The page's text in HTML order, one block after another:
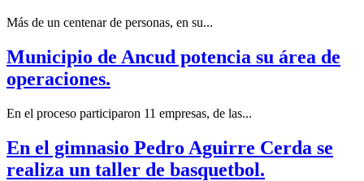
Más de un centenar de personas, en su...
Municipio de Ancud potencia su área de
operaciones.
En el proceso participaron 11 empresas, de las...
En el gimnasio Pedro Aguirre Cerda se
realiza un taller de basquetbol.